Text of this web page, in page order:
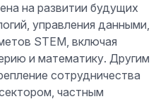
на развитии будущих
управления данными,
STEM, включая
и математику. Другим
сотрудничества
частным